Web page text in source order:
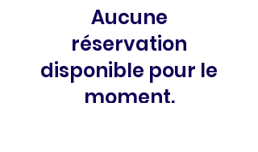
Aucune
réservation
disponible pour le
moment.